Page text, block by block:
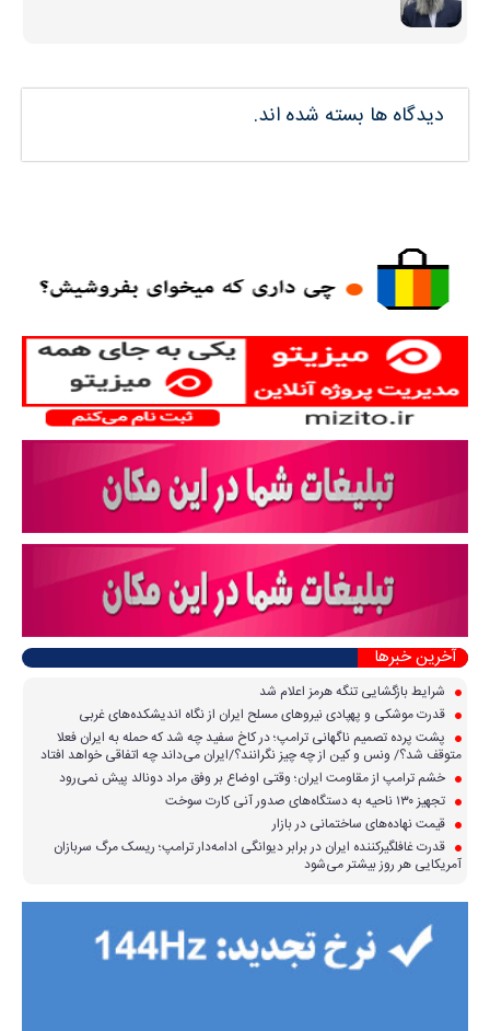
دیدگاه ها بسته شده اند.
آخرین خبرها
شرایط بازگشایی تنگه هرمز اعلام شد
قدرت موشکی و پهپادی نیرو‌های مسلح ایران از نگاه اندیشکده‌های غربی
پشت پرده تصمیم ناگهانی ترامپ؛ در کاخ سفید چه شد که حمله به ایران فعلا
متوقف شد؟/ ونس و کین از چه چیز نگرانند؟/ایران می‌داند چه اتفاقی خواهد افتاد
خشم ترامپ از مقاومت ایران؛ وقتی اوضاع بر وفق مراد دونالد پیش نمی‌رود
تجهیز ۱۳۰ ناحیه به دستگاه‌های صدور آنی کارت سوخت
قیمت نهاده‌های ساختمانی در بازار
قدرت غافلگیرکننده ایران در برابر دیوانگی ادامه‌دار ترامپ؛ ریسک مرگ سربازان
آمریکایی هر روز بیشتر می‌شود